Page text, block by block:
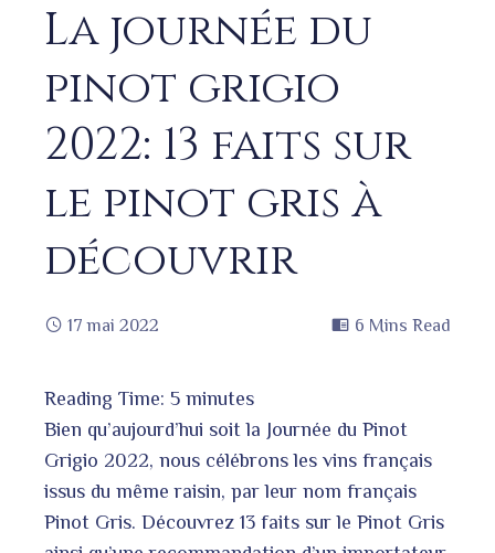
La journée du
pinot grigio
2022: 13 faits sur
le pinot gris à
découvrir
17 mai 2022 6 Mins Read
Reading Time: 5 minutes
Bien qu’aujourd’hui soit la Journée du Pinot
Grigio 2022, nous célébrons les vins français
issus du même raisin, par leur nom français
Pinot Gris. Découvrez 13 faits sur le Pinot Gris